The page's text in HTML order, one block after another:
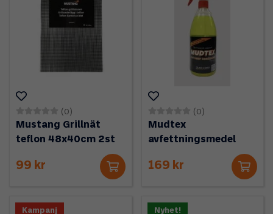
(0)
Mustang Grillnät
teflon 48x40cm 2st
99 kr
(0)
Mudtex
avfettningsmedel
169 kr
Kampanj
Nyhet!